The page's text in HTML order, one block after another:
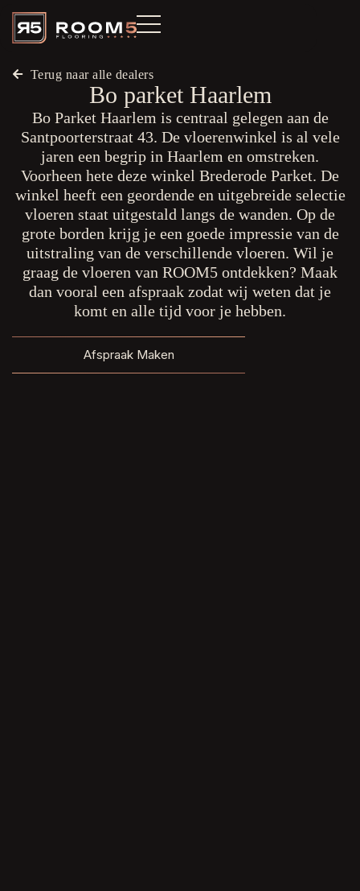
Terug naar alle dealers
Bo parket Haarlem
Bo Parket Haarlem is centraal gelegen aan de
Santpoorterstraat 43. De vloerenwinkel is al vele
jaren een begrip in Haarlem en omstreken.
Voorheen hete deze winkel Brederode Parket. De
winkel heeft een geordende en uitgebreide selectie
vloeren staat uitgestald langs de wanden. Op de
grote borden krijg je een goede impressie van de
uitstraling van de verschillende vloeren. Wil je
graag de vloeren van ROOM5 ontdekken? Maak
dan vooral een afspraak zodat wij weten dat je
komt en alle tijd voor je hebben.
Afspraak Maken